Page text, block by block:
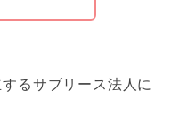
るサブリース法人に